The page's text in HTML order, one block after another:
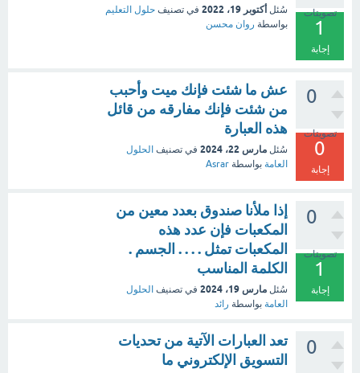
تصويتات
1
إجابة
سُئل أكتوبر 19، 2022 في تصنيف حلول التعليم
بواسطة روان محسن
0
تصويتات
0
إجابة
عش ما شئت فإنك ميت وأحبب
من شئت فإنك مفارقه من قائل
هذه العبارة
سُئل مارس 22، 2024 في تصنيف الحلول
العامة بواسطة Asrar
0
تصويتات
1
إجابة
إذا ملأنا صندوق بعدد معين من
المكعبات فإن عدد هذه
المكعبات تمثل . . . . الجسم .
الكلمة المناسب
سُئل مارس 19، 2024 في تصنيف الحلول
العامة بواسطة رائد
0
تعد العبارات الآتية من تحديات
التسويق الإلكتروني ما